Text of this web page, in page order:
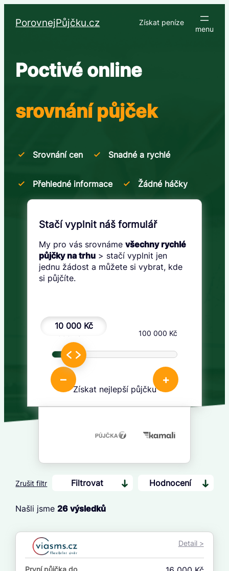
PorovnejPůjčku.cz Získat peníze
Poctivé online
srovnání půjček
Srovnání cen Snadné a rychlé
Přehledné informace Žádné háčky
Stačí vyplnit náš formulář
My pro vás srovnámevšechny rychlé
půjčky na trhu > stačí vyplnit jen
jednu žádost a můžete si vybrat, kde
si půjčíte.
10 000 Kč
– +
100 000 Kč
Získat nejlepší půjčku
Zrušit filtr Filtrovat Hodnocení
Od
Do
Našli jsme26 výsledků
Detail >
První půjčka do